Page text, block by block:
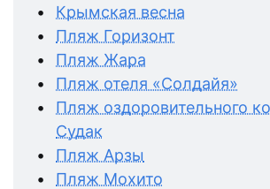
Крымская весна
Пляж Горизонт
Пляж Жара
Пляж отеля «Солдайя»
Пляж оздоровительного
Судак
Пляж Арзы
Пляж Мохито